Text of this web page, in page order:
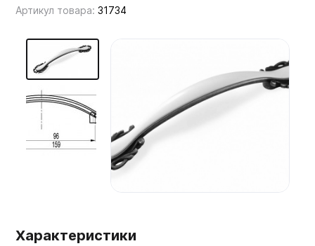
Мой ЭГГЕР
Фасады
Мебельные образцы, каталоги
Артикул товара:31734
Характеристики